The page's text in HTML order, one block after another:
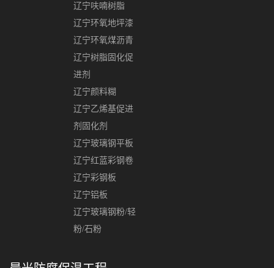
辽宁呋喃树脂
辽宁环氧地坪漆
辽宁环氧煤沥青
辽宁树脂固化促
进剂
辽宁颜料糊
辽宁乙烯基促进
剂固化剂
辽宁玻璃钢平板
辽宁红蓝彩钢卷
辽宁彩钢板
辽宁铝板
辽宁玻璃钢粉/轻
粉/石粉